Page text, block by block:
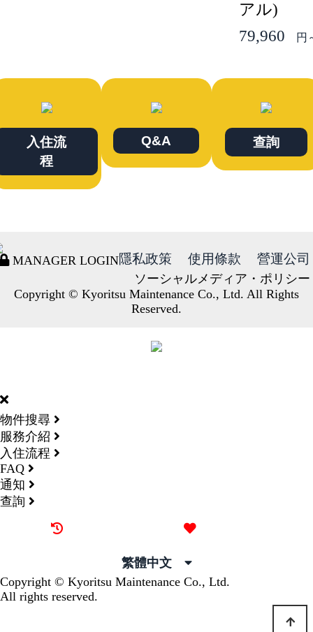
アル)
79,960
円
入住流
程
Q&A 查詢
MANAGER LOGIN隱私政策 使用條款 營運公司
ソーシャルメディア・ポリシー
Copyright © Kyoritsu Maintenance Co., Ltd. All Rights
Reserved.
物件搜尋
服務介紹
入住流程
FAQ
通知
查詢
繁體中文
Copyright © Kyoritsu Maintenance Co., Ltd.
All rights reserved.